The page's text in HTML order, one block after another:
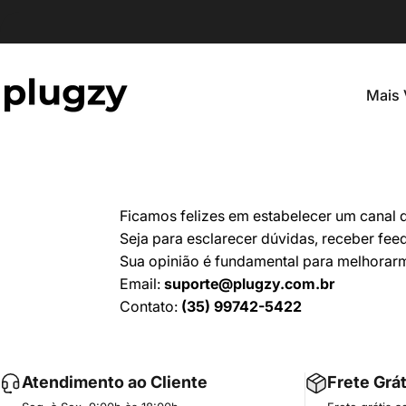
plugzy Mais
Ficamos felizes em estabelecer um canal
Seja para esclarecer dúvidas, receber
Sua opinião é fundamental para
Email: suporte@plugzy.com.br
Contato: (35) 99742-5422
Atendimento ao Cliente Frete